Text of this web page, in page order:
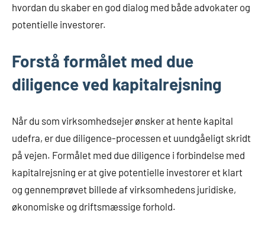
hvordan du skaber en god dialog med både advokater og
potentielle investorer.
Forstå formålet med due
diligence ved kapitalrejsning
Når du som virksomhedsejer ønsker at hente kapital
udefra, er due diligence-processen et uundgåeligt skridt
på vejen. Formålet med due diligence i forbindelse med
kapitalrejsning er at give potentielle investorer et klart
og gennemprøvet billede af virksomhedens juridiske,
økonomiske og driftsmæssige forhold.